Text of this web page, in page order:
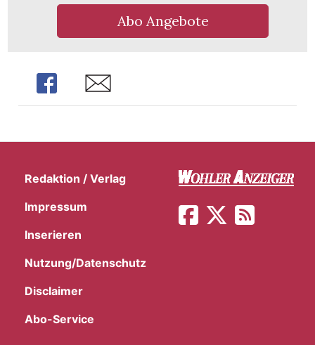
Abo Angebote
Share Share
Redaktion / Verlag
Impressum
Inserieren
Nutzung/Datenschutz
Disclaimer
Abo-Service